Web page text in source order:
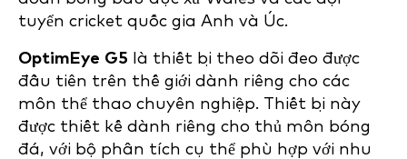
tuyển cricket quốc gia Anh và Úc.
OptimEye G5 là thiết bị theo dõi đeo được
đầu tiên trên thế giới dành riêng cho các
môn thể thao chuyên nghiệp. Thiết bị này
được thiết kế dành riêng cho thủ môn bóng
đá, với bộ phân tích cụ thể phù hợp với nhu